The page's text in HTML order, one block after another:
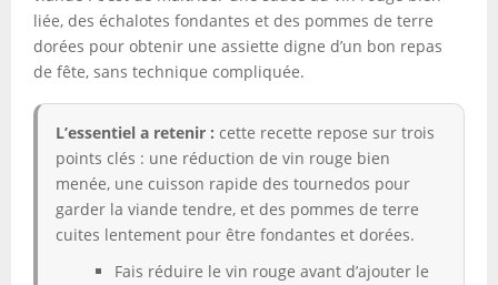
liée, des échalotes fondantes et des pommes de terre
dorées pour obtenir une assiette digne d’un bon repas
de fête, sans technique compliquée.
L’essentiel a retenir : cette recette repose sur trois
points clés : une réduction de vin rouge bien
menée, une cuisson rapide des tournedos pour
garder la viande tendre, et des pommes de terre
cuites lentement pour être fondantes et dorées.
Fais réduire le vin rouge avant d’ajouter le